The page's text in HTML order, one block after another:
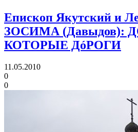
Епископ Якутский и
ЗОСИМА (Давыдов):
КОТОРЫЕ ДóРОГИ
11.05.2010
0
0